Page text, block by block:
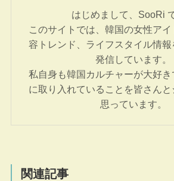
はじめまして、SooRi
このサイトでは、韓国の女性ア
容トレンド、ライフスタイル情報
発信しています。
私自身も韓国カルチャーが大好
に取り入れていることを皆さんと
思っています。
関連記事